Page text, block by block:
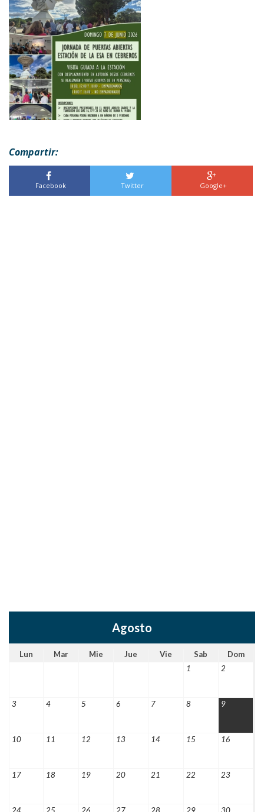
Compartir:
Facebook Twitter Google+
Agosto
Lun Mar Mie Jue Vie Sab
Dom
1
2
3 4 5 6 7 8 9
10 11 12 13 14 15 16
17 18 19 20 21 22 23